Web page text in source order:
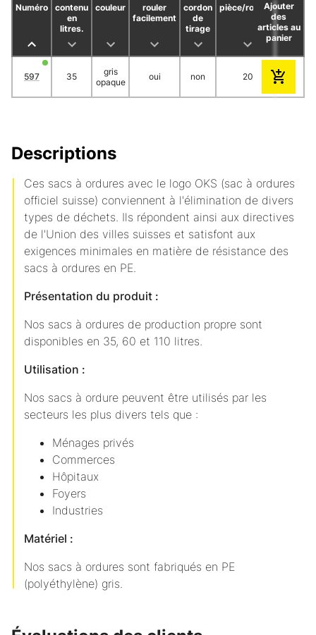
Numéro
contenu
en
litres.
couleur
rouler
facilement
cordon
de
tirage
pièce/rouleauAjouter
des
articles au
panier
597 35
gris
opaque
oui non 20
Descriptions
Ces sacs à ordures avec le logo OKS (sac à ordures
officiel suisse) conviennent à l'élimination de divers
types de déchets. Ils répondent ainsi aux directives
de l'Union des villes suisses et satisfont aux
exigences minimales en matière de résistance des
sacs à ordures en PE.
Présentation du produit :
Nos sacs à ordures de production propre sont
disponibles en 35, 60 et 110 litres.
Utilisation :
Nos sacs à ordure peuvent être utilisés par les
secteurs les plus divers tels que :
Ménages privés
Commerces
Hôpitaux
Foyers
Industries
Matériel :
Nos sacs à ordures sont fabriqués en PE
(polyéthylène) gris.